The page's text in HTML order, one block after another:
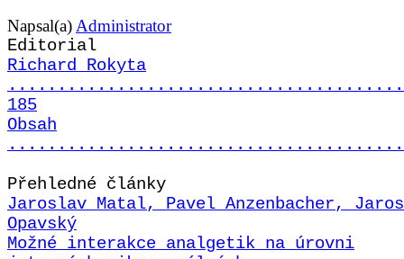
Napsal(a) Administrator
Editorial
Richard Rokyta
185
Obsah
Přehledné články
Jaroslav Matal, Pavel Anzenbacher,
Opavský
Možné interakce analgetik na úrovni